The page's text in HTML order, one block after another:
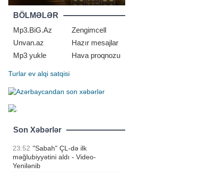
BÖLMƏLƏR
Mp3.BiG.Az
Zengimcell
Unvan.az
Hazır mesajlar
Mp3 yukle
Hava proqnozu
Turlar ev alqi satqisi
Son Xəbərlər
23:52 "Sabah" ÇL-də ilk
məğlubiyyətini aldı - Video-
Yenilənib